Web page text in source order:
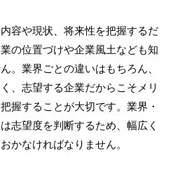
容や現状、将来性を把握するだ
の位置づけや企業風土なども知
。業界ごとの違いはもちろん、
、志望する企業だからこそメリ
握することが大切です。業界・
志望度を判断するため、幅広く
かなければなりません。